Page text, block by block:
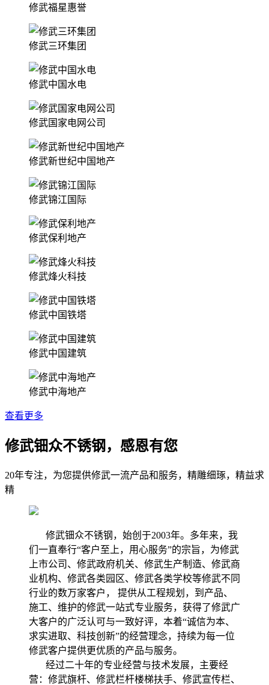
修武福星惠誉
修武三环集团
修武中国水电
修武国家电网公司
修武新世纪中国地产
修武锦江国际
修武保利地产
修武烽火科技
修武中国铁塔
修武中国建筑
修武中海地产
查看更多
修武钿众不锈钢，感恩有您
20年专注，为您提供修武一流产品和服务，精雕细琢，精益求
精
修武钿众不锈钢，始创于2003年。多年来，我
们一直奉行“客户至上，用心服务”的宗旨，为修武
上市公司、修武政府机关、修武生产制造、修武商
业机构、修武各类园区、修武各类学校等修武不同
行业的数万家客户， 提供从工程规划，到产品、
施工、维护的修武一站式专业服务，获得了修武广
大客户的广泛认可与一致好评，本着“诚信为本、
求实进取、科技创新”的经营理念，持续为每一位
修武客户提供更优质的产品与服务。
经过二十年的专业经营与技术发展，主要经
营：修武旗杆、修武栏杆楼梯扶手、修武宣传栏、